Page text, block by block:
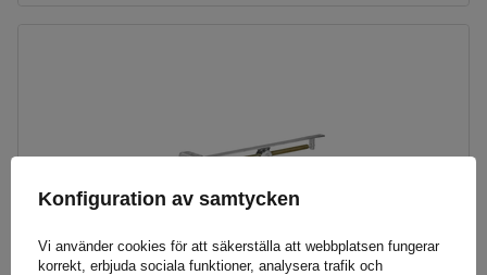
Konfiguration av samtycken
Vi använder cookies för att säkerställa att webbplatsen fungerar
korrekt, erbjuda sociala funktioner, analysera trafik och